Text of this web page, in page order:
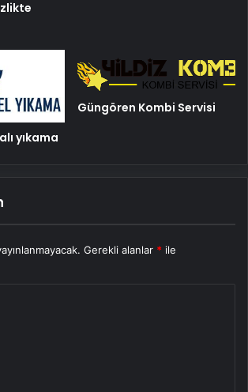
yıkama
Güngören Kombi Servisi
Gerekli alanlar * ile